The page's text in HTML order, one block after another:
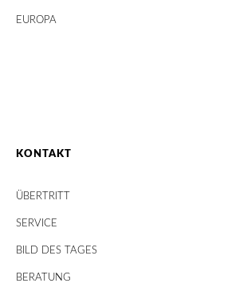
EUROPA
KONTAKT
ÜBERTRITT
SERVICE
BILD DES TAGES
BERATUNG